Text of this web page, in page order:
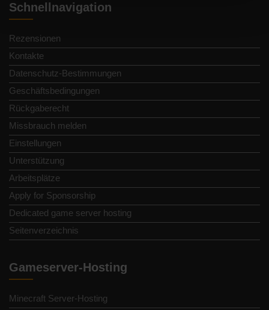
Schnellnavigation
Rezensionen
Kontakte
Datenschutz-Bestimmungen
Geschäftsbedingungen
Rückgaberecht
Missbrauch melden
Einstellungen
Unterstützung
Arbeitsplätze
Apply for Sponsorship
Dedicated game server hosting
Seitenverzeichnis
Gameserver-Hosting
Minecraft Server-Hosting